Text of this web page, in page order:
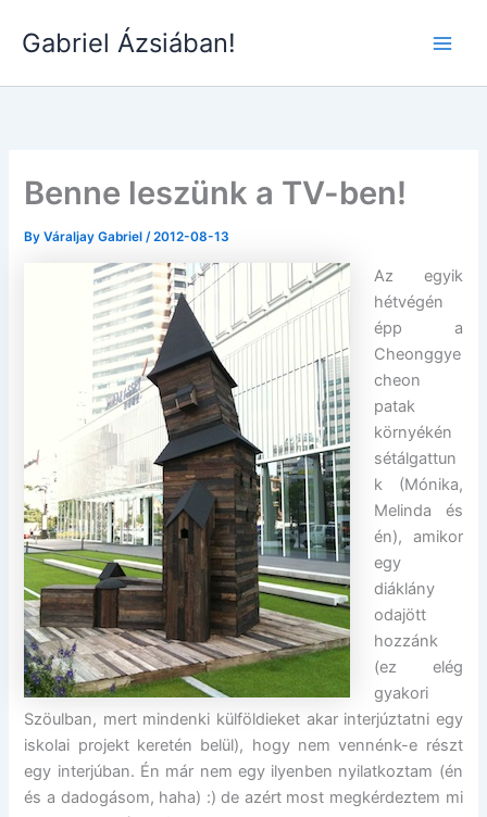
Gabriel Ázsiában!
Benne leszünk a TV-ben!
ByVáraljay Gabriel/2012-08-13
Az egyik
hétvégén
épp a
Cheonggye
cheon
patak
környékén
sétálgattun
k (Mónika,
Melinda és
én), amikor
egy
diáklány
odajött
hozzánk
(ez elég
gyakori
Szöulban, mert mindenki külföldieket akar interjúztatni egy
iskolai projekt keretén belül), hogy nem vennénk-e részt
egy interjúban. Én már nem egy ilyenben nyilatkoztam (én
és a dadogásom, haha) :) de azért most megkérdeztem mi